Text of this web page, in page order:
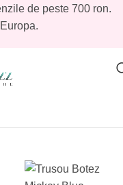
de peste 700 ron.
baieti